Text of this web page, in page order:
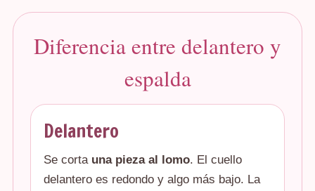
Diferencia entre delantero y
espalda
Delantero
Se corta una pieza al lomo. El cuello
delantero es redondo y algo más bajo. La